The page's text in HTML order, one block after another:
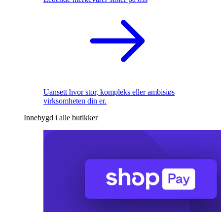
Uansett hvor stor, kompleks eller ambisiøs
virksomheten din er.
Innebygd i alle butikker